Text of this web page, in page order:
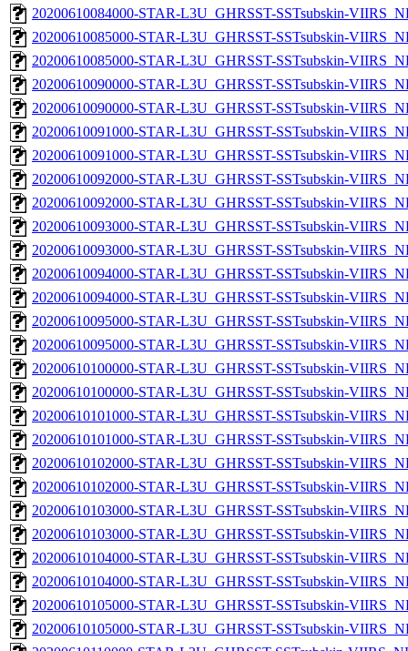
20200610084000-STAR-L3U_GHRSST-SSTsubskin-
20200610085000-STAR-L3U_GHRSST-SSTsubskin-
20200610085000-STAR-L3U_GHRSST-SSTsubskin-
20200610090000-STAR-L3U_GHRSST-SSTsubskin-
20200610090000-STAR-L3U_GHRSST-SSTsubskin-
20200610091000-STAR-L3U_GHRSST-SSTsubskin-
20200610091000-STAR-L3U_GHRSST-SSTsubskin-
20200610092000-STAR-L3U_GHRSST-SSTsubskin-
20200610092000-STAR-L3U_GHRSST-SSTsubskin-
20200610093000-STAR-L3U_GHRSST-SSTsubskin-
20200610093000-STAR-L3U_GHRSST-SSTsubskin-
20200610094000-STAR-L3U_GHRSST-SSTsubskin-
20200610094000-STAR-L3U_GHRSST-SSTsubskin-
20200610095000-STAR-L3U_GHRSST-SSTsubskin-
20200610095000-STAR-L3U_GHRSST-SSTsubskin-
20200610100000-STAR-L3U_GHRSST-SSTsubskin-
20200610100000-STAR-L3U_GHRSST-SSTsubskin-
20200610101000-STAR-L3U_GHRSST-SSTsubskin-
20200610101000-STAR-L3U_GHRSST-SSTsubskin-
20200610102000-STAR-L3U_GHRSST-SSTsubskin-
20200610102000-STAR-L3U_GHRSST-SSTsubskin-
20200610103000-STAR-L3U_GHRSST-SSTsubskin-
20200610103000-STAR-L3U_GHRSST-SSTsubskin-
20200610104000-STAR-L3U_GHRSST-SSTsubskin-
20200610104000-STAR-L3U_GHRSST-SSTsubskin-
20200610105000-STAR-L3U_GHRSST-SSTsubskin-
20200610105000-STAR-L3U_GHRSST-SSTsubskin-